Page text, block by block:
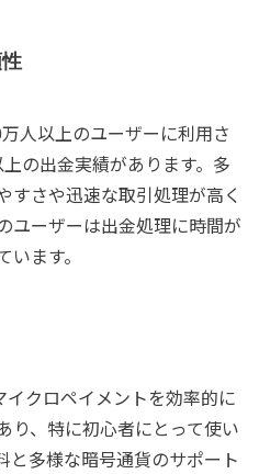
人以上のユーザーに利用さ
の出金実績があります。多
すさや迅速な取引処理が高く
ユーザーは出金処理に時間が
ます。
イクロペイメントを効率的に
り、特に初心者にとって使い
と多様な暗号通貨のサポート